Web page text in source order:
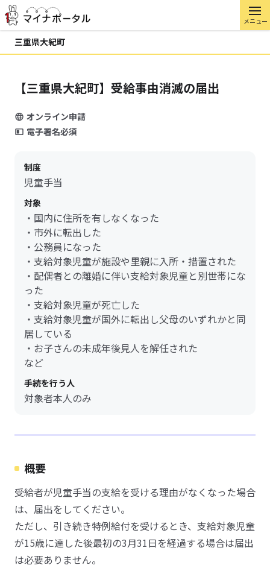
メニュー
三重県大紀町
【三重県大紀町】受給事由消滅の届出
オンライン申請
電子署名必須
制度
児童手当
対象
・国内に住所を有しなくなった
・市外に転出した
・公務員になった
・支給対象児童が施設や里親に入所・措置された
・配偶者との離婚に伴い支給対象児童と別世帯にな
った
・支給対象児童が死亡した
・支給対象児童が国外に転出し父母のいずれかと同
居している
・お子さんの未成年後見人を解任された
など
手続を行う人
対象者本人のみ
概要
受給者が児童手当の支給を受ける理由がなくなった場合
は、届出をしてください。
ただし、引き続き特例給付を受けるとき、支給対象児童
が15歳に達した後最初の3月31日を経過する場合は届出
は必要ありません。